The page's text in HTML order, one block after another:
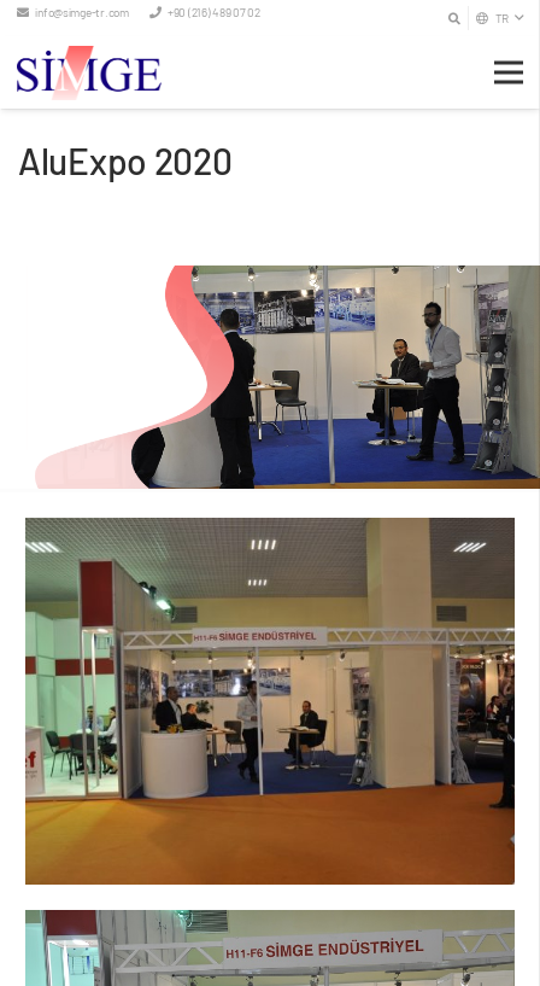
info@simge-tr.com +90 (216) 489 07 02 TR
AluExpo 2020